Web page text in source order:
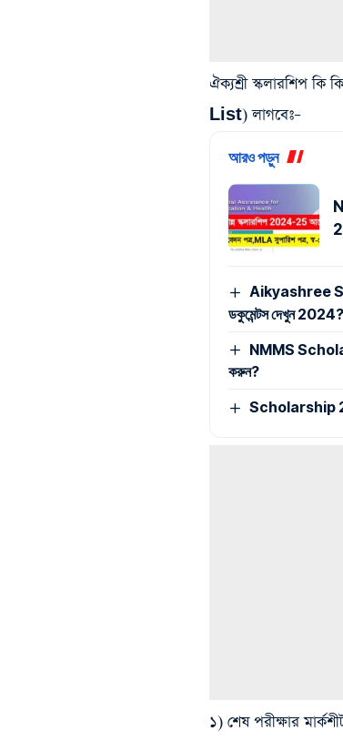
ঐক্যশ্রী
List) লাগবেঃ–
আরও পড়ুন
Aikyashree
ডকুমেন্টস দেখুন 2024?
NMMS
করুন?
Scholarship
১) শেষ পরীক্ষার